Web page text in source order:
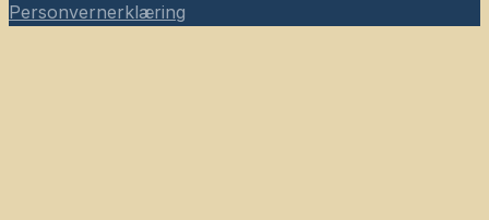
Personvernerklæring